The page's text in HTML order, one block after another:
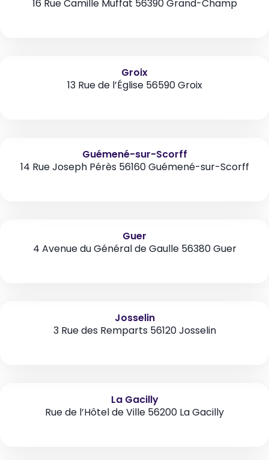
16 Rue Camille Muffat 56390 Grand-Champ
Groix
13 Rue de l’Église 56590 Groix
Guémené-sur-Scorff
14 Rue Joseph Pérès 56160 Guémené-sur-Scorff
Guer
4 Avenue du Général de Gaulle 56380 Guer
Josselin
3 Rue des Remparts 56120 Josselin
La Gacilly
Rue de l’Hôtel de Ville 56200 La Gacilly